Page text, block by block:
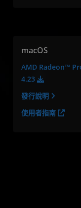
macOS
AMD Radeon™
4.23
發行說明
使用者指南